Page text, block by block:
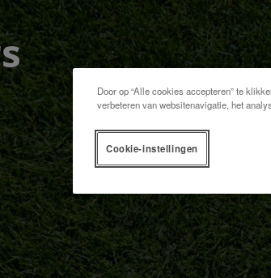
Door op “Alle cookies accepteren” te
verbeteren van websitenavigatie, het
Cookie-instellingen